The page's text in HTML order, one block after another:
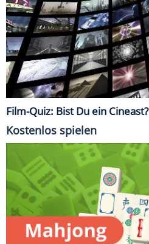
Film-Quiz: Bist Du ein Cineast?
Kostenlos spielen